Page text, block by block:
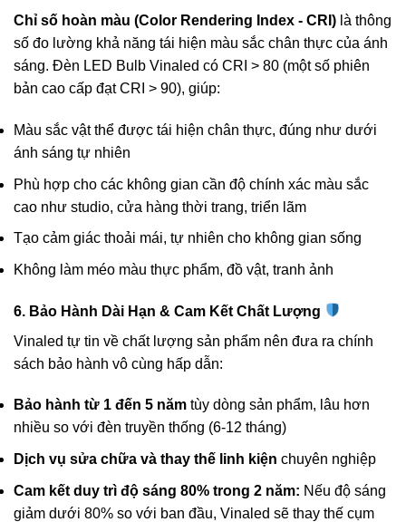
Chỉ số hoàn màu (Color Rendering Index - CRI) là thông
số đo lường khả năng tái hiện màu sắc chân thực của ánh
sáng. Đèn LED Bulb Vinaled có CRI > 80 (một số phiên
bản cao cấp đạt CRI > 90), giúp:
Màu sắc vật thể được tái hiện chân thực, đúng như dưới
ánh sáng tự nhiên
Phù hợp cho các không gian cần độ chính xác màu sắc
cao như studio, cửa hàng thời trang, triển lãm
Tạo cảm giác thoải mái, tự nhiên cho không gian sống
Không làm méo màu thực phẩm, đồ vật, tranh ảnh
6. Bảo Hành Dài Hạn & Cam Kết Chất Lượng
Vinaled tự tin về chất lượng sản phẩm nên đưa ra chính
sách bảo hành vô cùng hấp dẫn:
Bảo hành từ 1 đến 5 năm tùy dòng sản phẩm, lâu hơn
nhiều so với đèn truyền thống (6-12 tháng)
Dịch vụ sửa chữa và thay thế linh kiện chuyên nghiệp
Cam kết duy trì độ sáng 80% trong 2 năm: Nếu độ sáng
giảm dưới 80% so với ban đầu, Vinaled sẽ thay thế cụm